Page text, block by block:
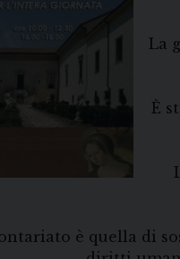
La
È
è quella di